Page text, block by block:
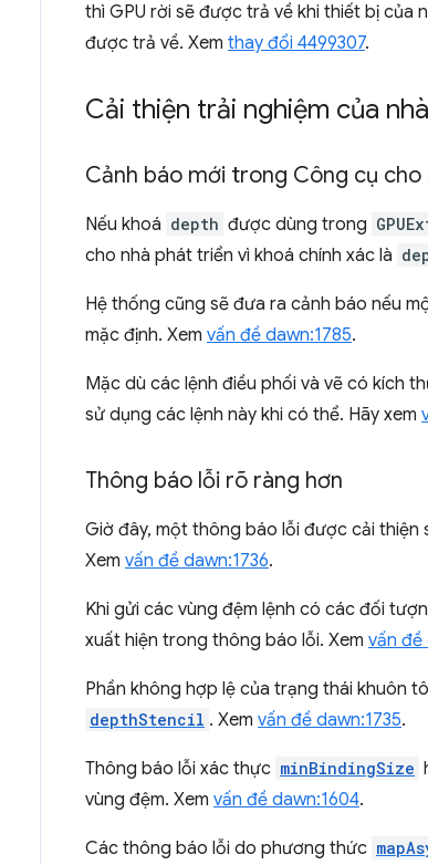
thì GPU rời sẽ được trả về khi thiết bị của
được trả về. Xem thay đổi 4499307.
Cải thiện trải nghiệm của
Cảnh báo mới trong Công cụ
Nếu khoá depth được dùng trong
cho nhà phát triển vì khoá chính xác là
Hệ thống cũng sẽ đưa ra cảnh báo nếu
mặc định. Xem vấn đề dawn:1785.
Mặc dù các lệnh điều phối và vẽ có kích
sử dụng các lệnh này khi có thể. Hãy xem
Thông báo lỗi rõ ràng hơn
Giờ đây, một thông báo lỗi được cải thiện
Xem vấn đề dawn:1736.
Khi gửi các vùng đệm lệnh có các đối
xuất hiện trong thông báo lỗi. Xem vấn đề
Phần không hợp lệ của trạng thái khuôn
depthStencil . Xem vấn đề dawn:1735.
Thông báo lỗi xác thực minBindingSize
vùng đệm. Xem vấn đề dawn:1604.
Các thông báo lỗi do phương thức